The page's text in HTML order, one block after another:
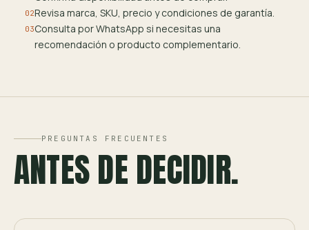
02Revisa marca, SKU, precio y condiciones de garantía.
03Consulta por WhatsApp si necesitas una
recomendación o producto complementario.
PREGUNTAS FRECUENTES
ANTES DE DECIDIR.